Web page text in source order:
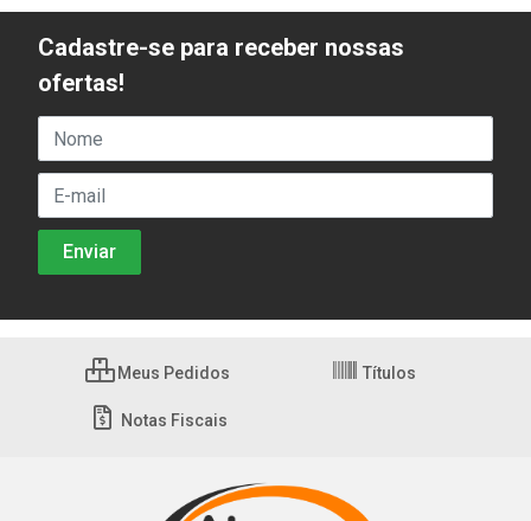
Cadastre-se para receber nossas
ofertas!
Meus Pedidos Títulos
Notas Fiscais